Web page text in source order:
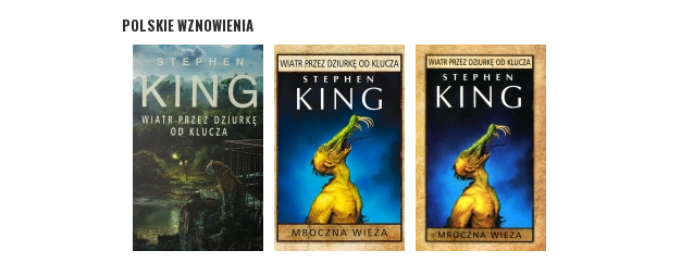
POLSKIE WZNOWIENIA